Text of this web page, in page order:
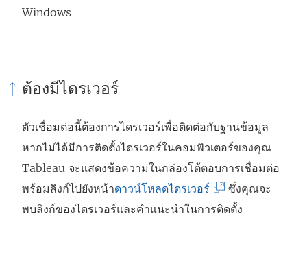
Windows
ต้องมีไดรเวอร์
ตัวเชื่อมต่อนี้ต้องการไดรเวอร์เพื่อติดต่อกับฐานข้อมูล
หากไม่ได้มีการติดตั้งไดรเวอร์ในคอมพิวเตอร์ของคุณ
Tableau จะแสดงข้อความในกล่องโต้ตอบการเชื่อมต่อ
พร้อมลิงก์ไปยังหน้าดาวน์โหลดไดรเวอร์
ลิ
ซึ่งคุณจะ
พบลิงก์ของไดรเวอร์และคำแนะนำในการติดตั้ง